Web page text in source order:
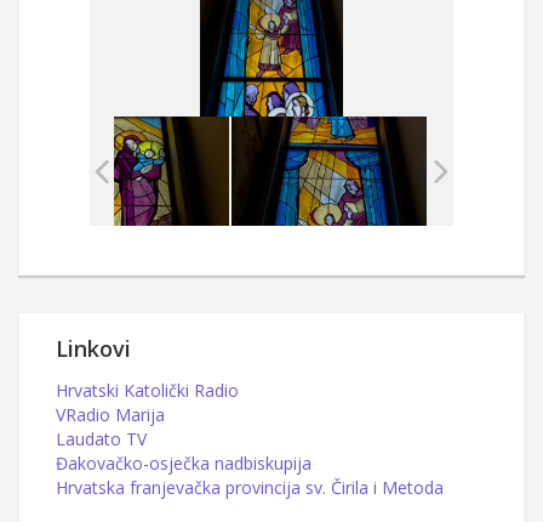
Linkovi
Hrvatski Katolički Radio
VRadio Marija
Laudato TV
Đakovačko-osječka nadbiskupija
Hrvatska franjevačka provincija sv. Čirila i Metoda